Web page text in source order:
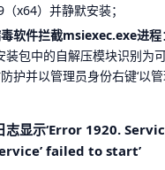
x64）并静默安装；
软件拦截msiexec.exe进程
装包中的自解压模块识别为
护并以管理员身份右键‘以
志显示‘Error 1920.
failed to start’